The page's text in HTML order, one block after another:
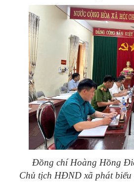
Đồng chí Hoàng Hồng
Chủ tịch HĐND xã phát biểu